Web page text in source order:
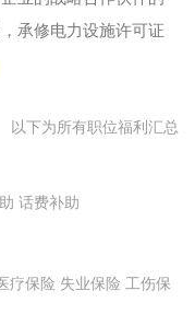
承修电力设施许可证
及资质》，《城市及
合素质优秀的专业化
施工技术人员组成的
械设备及精制工具。
以下为所有职位福利汇总
话费补助
疗保险 失业保险 工伤保